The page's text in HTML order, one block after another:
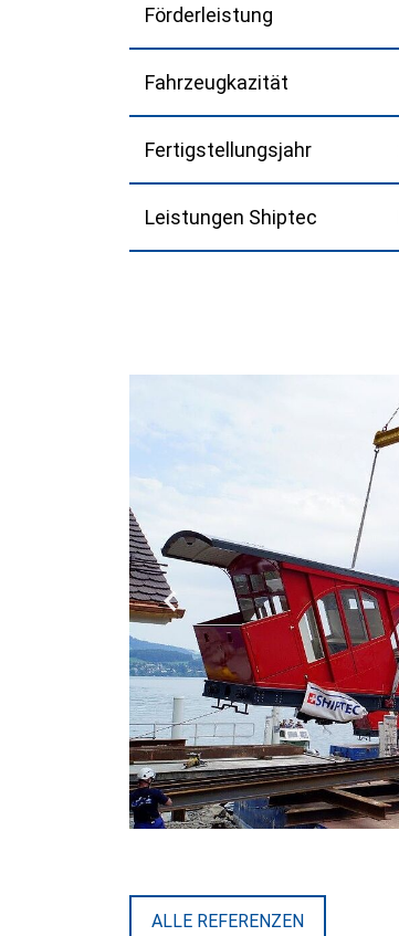
Förderleistung
Fahrzeugkazität
Fertigstellungsjahr
Leistungen Shiptec
ALLE REFERENZEN